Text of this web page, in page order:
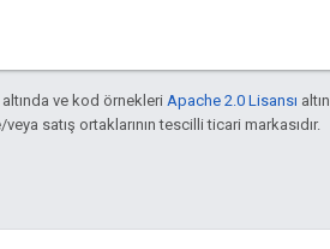
altında ve kod örnekleri Apache 2.0 Lisansı
satış ortaklarının tescilli ticari markasıdır.